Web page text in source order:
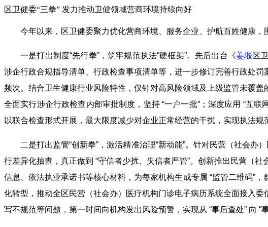
区卫健委“三拳” 发力推动卫健领域营商环境持续向好
今年以来，区卫健委聚力优化营商环境、服务企业、护航百姓健康，
一是打出制度“先行拳”，筑牢规范执法“硬框架”。先后出台《姜堰区
涉企行政合规指导清单、行政检查事项清单等，进一步修订完善行政处
频次。结合卫生健康行业风险特性，仅针对高风险领域及上级监管未覆
全面实行涉企行政检查内部审批制度，坚持 “一户一批”；深度应用 “互
以联合检查形式开展，最大限度减少对企业正常经营的干扰，实现执法规
二是打出监管“创新拳”，激活精准治理“新动能”。针对民营（社会
行差异化抽查，真正做到 “守信者少扰、失信者严管”。创新推出民营（
信息、依法执业承诺书等核心材料，为每家机构生成专属 “监管二维码”
化转型，推动全区民营（社会办）医疗机构门诊电子病历系统全面接入
写不规范等问题，第一时间向机构发出风险预警，实现从 “事后查处” 向 “